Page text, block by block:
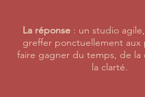
La réponse : un studio
greffer ponctuellement aux
faire gagner du temps, de la
la clarté.